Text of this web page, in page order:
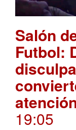
Salón
Futbol:
19:05